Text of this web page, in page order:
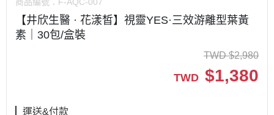
【井欣生醫 · 花漾皙】視靈YES·三效游離型葉黃
素｜30包/盒裝
TWD $2,980
TWD $1,380
運送&付款